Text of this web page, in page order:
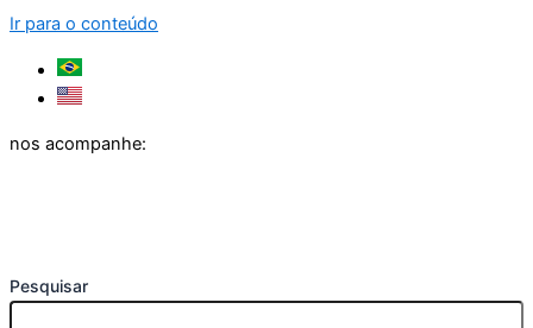
Ir para o conteúdo
nos acompanhe:
Pesquisar